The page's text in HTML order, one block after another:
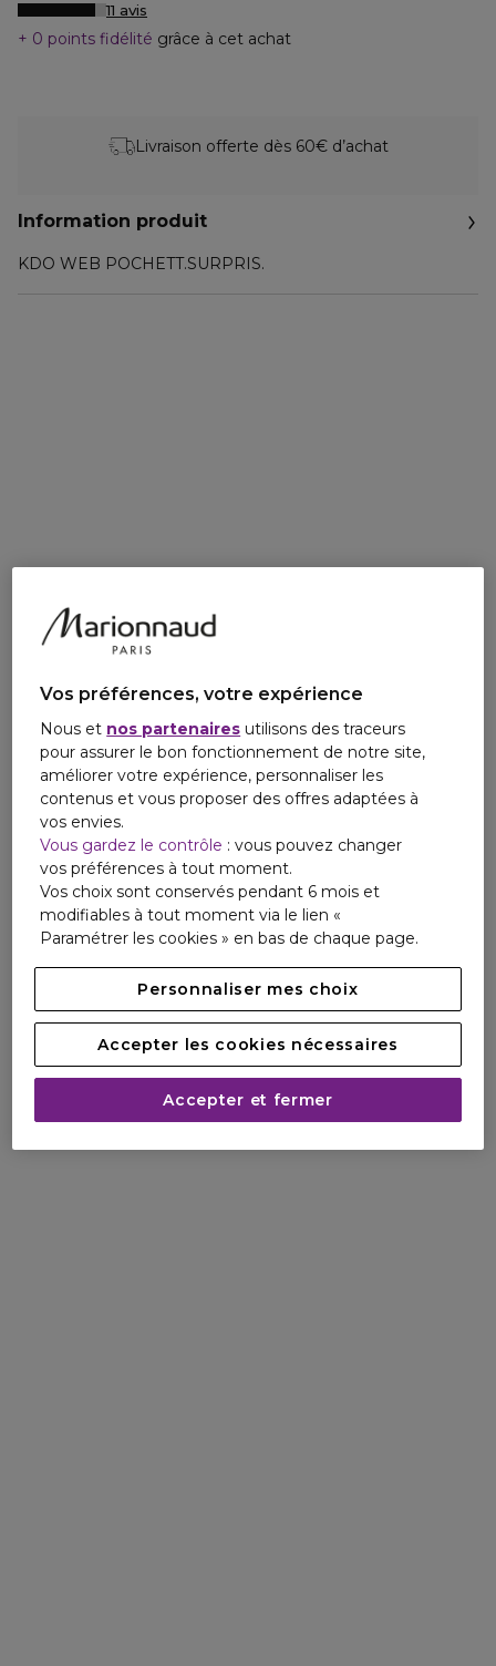
11 avis
0 points fidélité grâce à cet achat
Livraison offerte dès 60€ d’achat
Information produit
KDO WEB POCHETT.SURPRIS.
Vos préférences, votre expérience
Nous et nos partenaires utilisons des traceurs
pour assurer le bon fonctionnement de notre site,
améliorer votre expérience, personnaliser les
contenus et vous proposer des offres adaptées à
vos envies.
Vous gardez le contrôle : vous pouvez changer
vos préférences à tout moment.
Vos choix sont conservés pendant 6 mois et
modifiables à tout moment via le lien «
Paramétrer les cookies » en bas de chaque page.
Personnaliser mes choix
Accepter les cookies nécessaires
Accepter et fermer